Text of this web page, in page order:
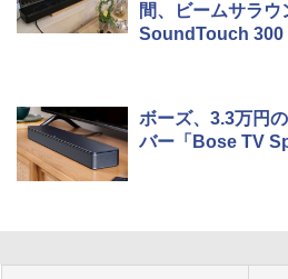
間、ビームサラ
SoundTouch 300
ボーズ、3.3万円
バー「Bose TV